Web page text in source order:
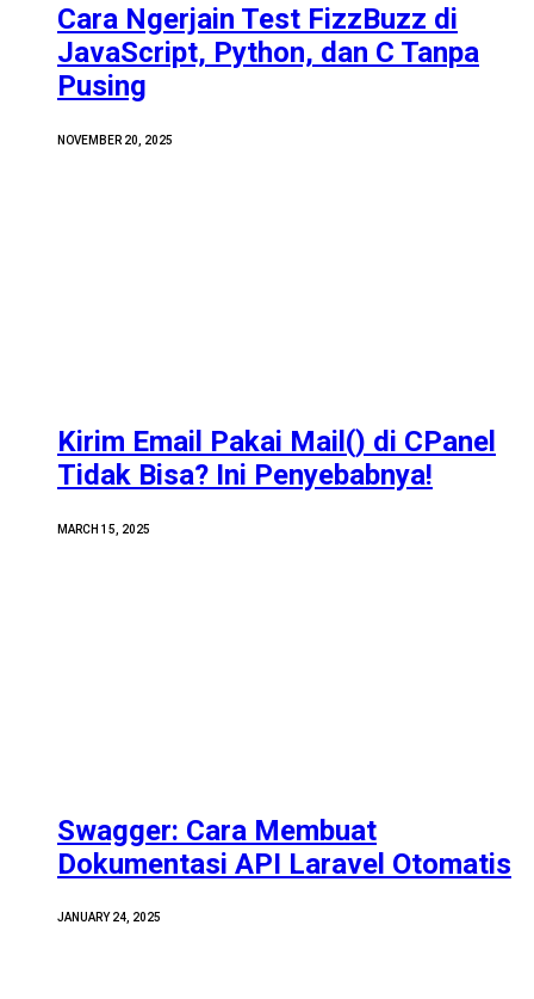
Cara Ngerjain Test FizzBuzz di
JavaScript, Python, dan C Tanpa
Pusing
NOVEMBER 20, 2025
Kirim Email Pakai Mail() di CPanel
Tidak Bisa? Ini Penyebabnya!
MARCH 15, 2025
Swagger: Cara Membuat
Dokumentasi API Laravel Otomatis
JANUARY 24, 2025